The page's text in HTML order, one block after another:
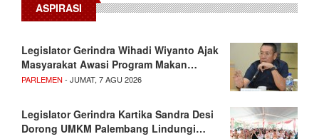
ASPIRASI
Legislator Gerindra Wihadi Wiyanto Ajak
Masyarakat Awasi Program Makan…
PARLEMEN - JUMAT, 7 AGU 2026
Legislator Gerindra Kartika Sandra Desi
Dorong UMKM Palembang Lindungi…